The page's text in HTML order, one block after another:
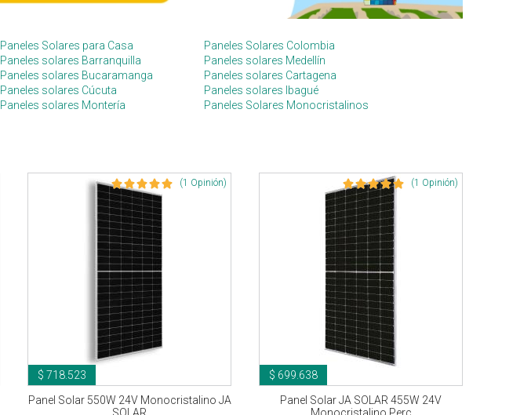
Paneles Solares para Casa
Paneles Solares Colombia
Paneles solares Barranquilla
Paneles solares Medellín
Paneles solares Bucaramanga
Paneles solares Cartagena
Paneles solares Cúcuta
Paneles solares Ibagué
Paneles solares Montería
Paneles Solares Monocristalinos
(1 Opinión)
$ 718.523
Panel Solar 550W 24V Monocristalino JA
(1 Opinión)
$ 699.638
Panel Solar JA SOLAR 455W 24V